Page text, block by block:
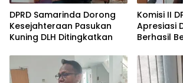
DPRD Samarinda Dorong
Kesejahteraan Pasukan
Kuning DLH Ditingkatkan
Komisi II
Apresiasi
Berhasil